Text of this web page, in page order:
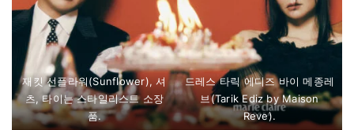
재킷 선플라워(Sunflower), 셔
츠, 타이는 스타일리스트 소장
품.
드레스 타릭 에디즈 바이 메종레
브(Tarik Ediz by Maison
Reve).